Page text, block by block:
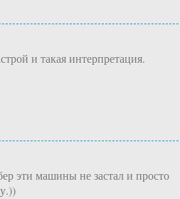
и такая интерпретация.
эти машины не застал и просто